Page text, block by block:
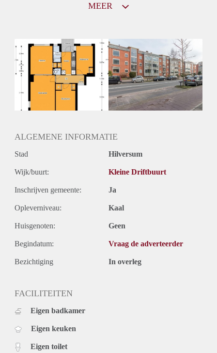
Huurtoeslag
Mogelijk
Inkomen eis
N.V.T.
Onbepaalde termijn
Oplevering
MEER
ALGEMENE INFORMATIE
Stad Hilversum
Wijk/buurt: Kleine Driftbuurt
Inschrijven gemeente: Ja
Opleverniveau: Kaal
Huisgenoten: Geen
Begindatum: Vraag de adverteerder
Bezichtiging In overleg
FACILITEITEN
Eigen badkamer
Eigen keuken
Eigen toilet